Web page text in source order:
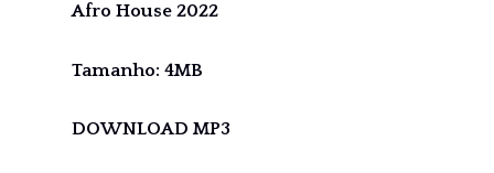
Afro House 2022
Tamanho: 4MB
DOWNLOAD MP3